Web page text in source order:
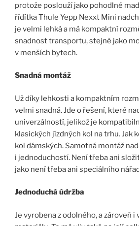
protože poslouží jako pohodlné
řídítka Thule Yepp Nexxt Mini
je velmi lehká a má kompaktní
snadnost transportu, stejně jako
v menších bytech.
Snadná montáž
Už díky lehkosti a kompaktním
velmi snadná. Jde o řešení, které
univerzálností, jelikož je
klasických jízdných kol na trhu. Jak
kol dámských. Samotná montáž
i jednoduchostí. Není třeba ani
jako není třeba ani speciálního
Jednoduchá údržba
Je vyrobena z odolného, a zároveň